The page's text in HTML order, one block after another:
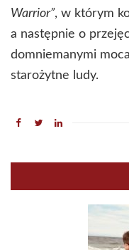
Warrior”, w którym
a następnie o
domniemanymi
starożytne ludy.